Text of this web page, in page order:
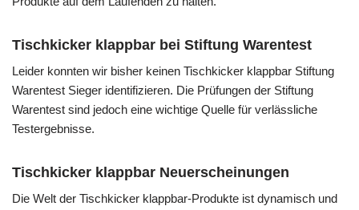
Tischkicker klappbar bei Stiftung Warentest
Leider konnten wir bisher keinen Tischkicker klappbar Stiftung
Warentest Sieger identifizieren. Die Prüfungen der Stiftung
Warentest sind jedoch eine wichtige Quelle für verlässliche
Testergebnisse.
Tischkicker klappbar Neuerscheinungen
Die Welt der Tischkicker klappbar-Produkte ist dynamisch und